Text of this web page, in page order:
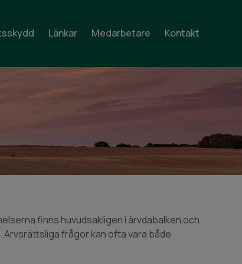
Länkar Medarbetare Kontakt
finns huvudsakligen i ärvdabalken och
frågor kan ofta vara både